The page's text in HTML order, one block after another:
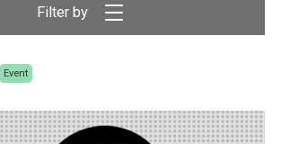
Event